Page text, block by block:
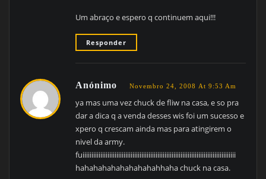
Um abraço e espero q continuem aqui!!!
Responder
Anónimo Novembro 24, 2008 At 9:53 Am
ya mas uma vez chuck de fliw na casa, e so pra
dar a dica q a venda desses wis foi um sucesso e
xpero q crescam ainda mas para atingirem o
nivel da army.
fuiiiiiiiiiiiiiiiiiiiiiiiiiiiiiiiiiiiiiiiiiiiiiiiiiiiiiiiiiiiiiiiiiiiiiiiiiiiiiiiiiiiiii
hahahahahahahahahahhaha chuck na casa.